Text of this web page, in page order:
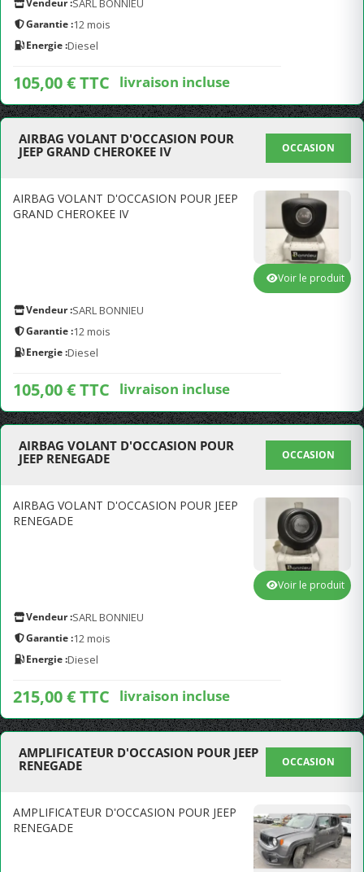
Vendeur :SARL BONNIEU
Garantie :12 mois
Energie :Diesel
105,00 € TTC livraison incluse
AIRBAG VOLANT D'OCCASION POUR
JEEP GRAND CHEROKEE IV
OCCASION
AIRBAG VOLANT D'OCCASION POUR JEEP
GRAND CHEROKEE IV
Vendeur :SARL BONNIEU
Garantie :12 mois
Energie :Diesel
105,00 € TTC livraison incluse
Voir le produit
AIRBAG VOLANT D'OCCASION POUR
JEEP RENEGADE
OCCASION
AIRBAG VOLANT D'OCCASION POUR JEEP
RENEGADE
Vendeur :SARL BONNIEU
Garantie :12 mois
Energie :Diesel
215,00 € TTC livraison incluse
Voir le produit
AMPLIFICATEUR D'OCCASION POUR JEEP
RENEGADE
OCCASION
AMPLIFICATEUR D'OCCASION POUR JEEP
RENEGADE